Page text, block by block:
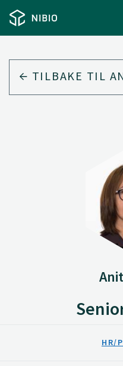
TILBAKE TIL
HR/